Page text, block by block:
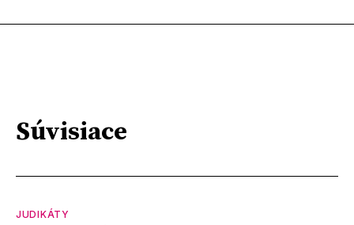
Súvisiace
JUDIKÁTY